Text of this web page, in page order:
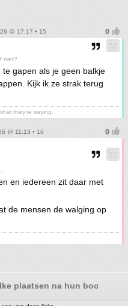
@ 17:17 • 15
niet?
gapen als je geen balkje
Kijk ik ze strak terug
they're saying.
@ 11:13 • 16
en iedereen zit daar met
de mensen de walging op
plaatsen na hun